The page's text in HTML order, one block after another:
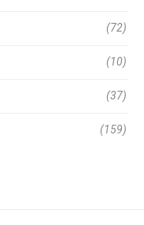
(72)
(10)
(37)
(159)